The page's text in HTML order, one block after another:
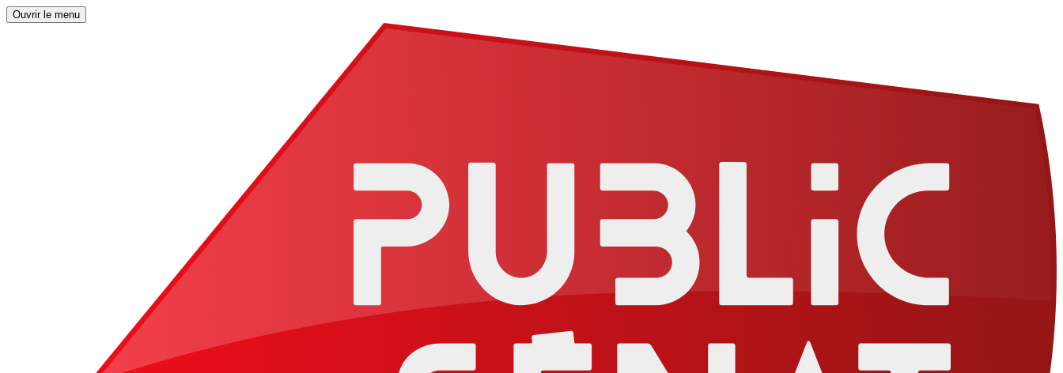
Ouvrir le menu